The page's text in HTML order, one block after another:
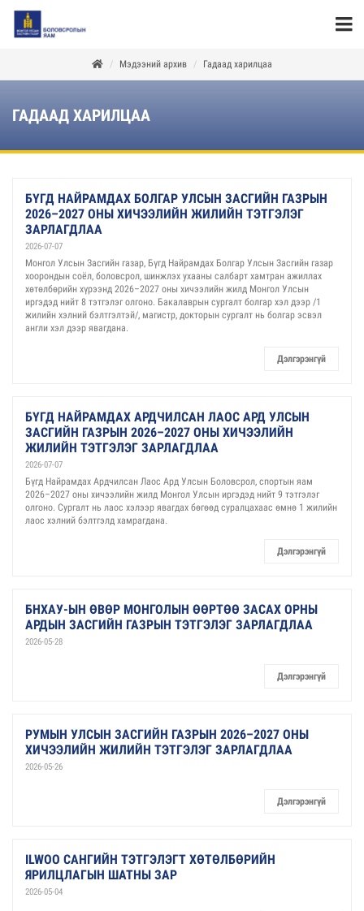
Мэдээний архив Гадаад харилцаа
ГАДААД ХАРИЛЦАА
БҮГД НАЙРАМДАХ БОЛГАР УЛСЫН ЗАСГИЙН ГАЗРЫН
2026–2027 ОНЫ ХИЧЭЭЛИЙН ЖИЛИЙН ТЭТГЭЛЭГ
ЗАРЛАГДЛАА
2026-07-07
Монгол Улсын Засгийн газар, Бүгд Найрамдах Болгар Улсын Засгийн газар
хоорондын соёл, боловсрол, шинжлэх ухааны салбарт хамтран ажиллах
хөтөлбөрийн хүрээнд 2026–2027 оны хичээлийн жилд Монгол Улсын
иргэдэд нийт 8 тэтгэлэг олгоно. Бакалаврын сургалт болгар хэл дээр /1
жилийн хэлний бэлтгэлтэй/, магистр, докторын сургалт нь болгар эсвэл
англи хэл дээр явагдана.
Дэлгэрэнгүй
БҮГД НАЙРАМДАХ АРДЧИЛСАН ЛАОС АРД УЛСЫН
ЗАСГИЙН ГАЗРЫН 2026–2027 ОНЫ ХИЧЭЭЛИЙН
ЖИЛИЙН ТЭТГЭЛЭГ ЗАРЛАГДЛАА
2026-07-07
Бүгд Найрамдах Ардчилсан Лаос Ард Улсын Боловсрол, спортын яам
2026–2027 оны хичээлийн жилд Монгол Улсын иргэдэд нийт 9 тэтгэлэг
олгоно. Сургалт нь лаос хэлээр явагдах бөгөөд суралцахаас өмнө 1 жилийн
лаос хэлний бэлтгэлд хамрагдана.
Дэлгэрэнгүй
БНХАУ-ЫН ӨВӨР МОНГОЛЫН ӨӨРТӨӨ ЗАСАХ ОРНЫ
АРДЫН ЗАСГИЙН ГАЗРЫН ТЭТГЭЛЭГ ЗАРЛАГДЛАА
2026-05-28
Дэлгэрэнгүй
РУМЫН УЛСЫН ЗАСГИЙН ГАЗРЫН 2026–2027 ОНЫ
ХИЧЭЭЛИЙН ЖИЛИЙН ТЭТГЭЛЭГ ЗАРЛАГДЛАА
2026-05-26
Дэлгэрэнгүй
ILWOO САНГИЙН ТЭТГЭЛЭГТ ХӨТӨЛБӨРИЙН
ЯРИЛЦЛАГЫН ШАТНЫ ЗАР
2026-05-04